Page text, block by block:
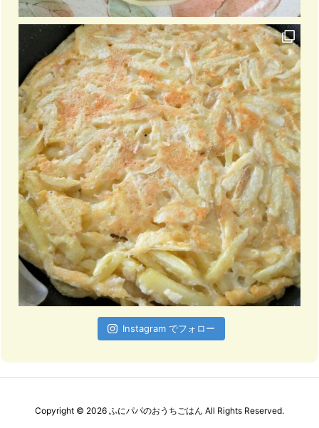
Instagram でフォロー
Copyright © 2026 ふにパパのおうちごはん All Rights Reserved.